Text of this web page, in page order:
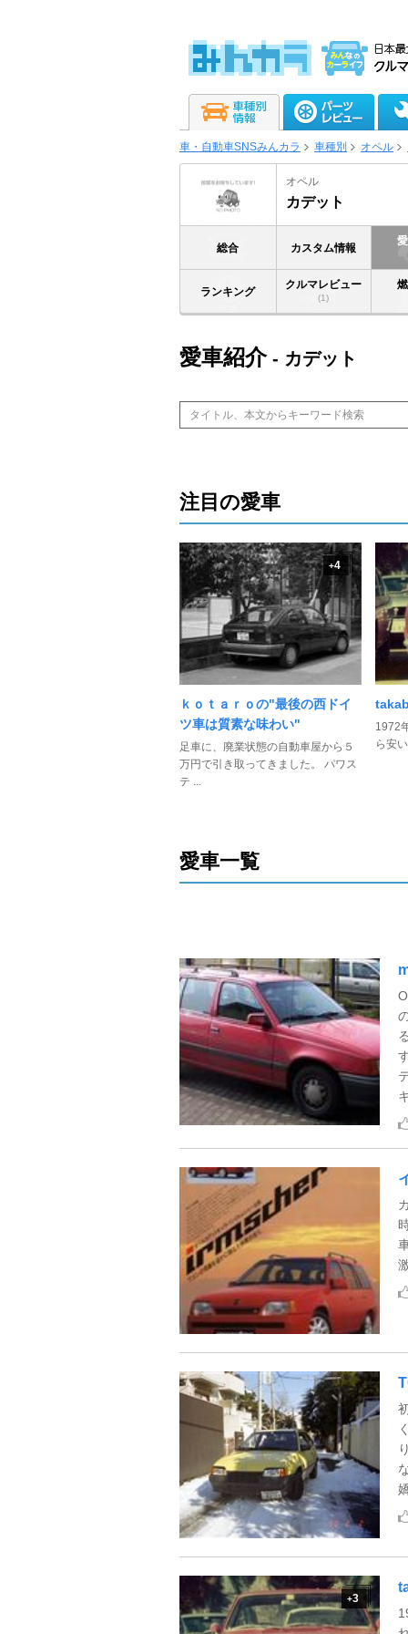
車・自動車SNSみんカラ 車種別 オペル
オペル
カデット
総合 カスタム情報
ランキング
クルマレビュー
(1)
愛車紹介- カデット
注目の愛車
+4
ｋｏｔａｒｏの"最後の西ドイ
ツ車は質素な味わい"
足車に、廃業状態の自動車屋から５
万円で引き取ってきました。 パワス
テ ...
1972
ら安
愛車一覧
+3